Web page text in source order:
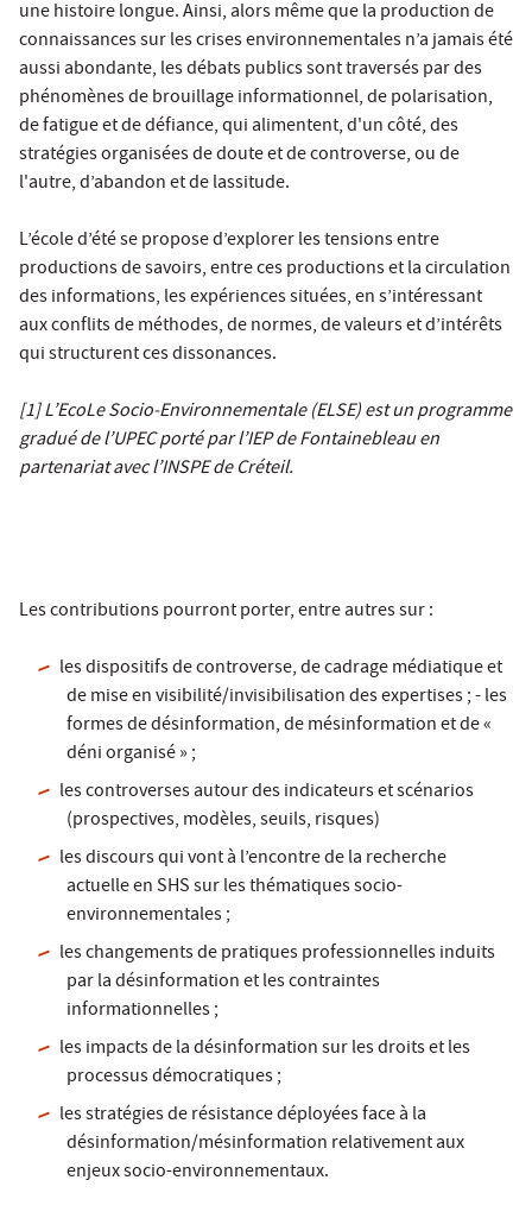
une histoire longue. Ainsi, alors même que la production de
connaissances sur les crises environnementales n’a jamais été
aussi abondante, les débats publics sont traversés par des
phénomènes de brouillage informationnel, de polarisation,
de fatigue et de défiance, qui alimentent, d'un côté, des
stratégies organisées de doute et de controverse, ou de
l'autre, d’abandon et de lassitude.
L’école d’été se propose d’explorer les tensions entre
productions de savoirs, entre ces productions et la circulation
des informations, les expériences situées, en s’intéressant
aux conflits de méthodes, de normes, de valeurs et d’intérêts
qui structurent ces dissonances.
[1] L’EcoLe Socio-Environnementale (ELSE) est un programme
gradué de l’UPEC porté par l’IEP de Fontainebleau en
partenariat avec l’INSPE de Créteil.
Les contributions pourront porter, entre autres sur :
les dispositifs de controverse, de cadrage médiatique et
de mise en visibilité/invisibilisation des expertises ; - les
formes de désinformation, de mésinformation et de «
déni organisé » ;
les controverses autour des indicateurs et scénarios
(prospectives, modèles, seuils, risques)
les discours qui vont à l’encontre de la recherche
actuelle en SHS sur les thématiques socio-
environnementales ;
les changements de pratiques professionnelles induits
par la désinformation et les contraintes
informationnelles ;
les impacts de la désinformation sur les droits et les
processus démocratiques ;
les stratégies de résistance déployées face à la
désinformation/mésinformation relativement aux
enjeux socio-environnementaux.